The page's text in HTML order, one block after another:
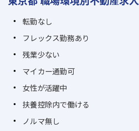
転勤なし
フレックス勤務あり
残業少ない
マイカー通勤可
女性が活躍中
扶養控除内で働ける
ノルマ無し